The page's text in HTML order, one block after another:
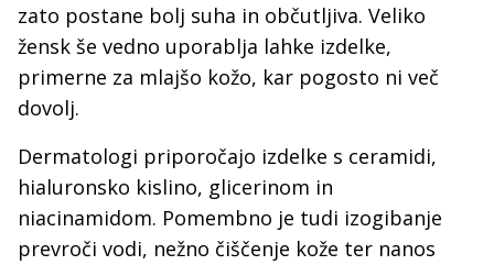
zato postane bolj suha in občutljiva. Veliko
žensk še vedno uporablja lahke izdelke,
primerne za mlajšo kožo, kar pogosto ni več
dovolj.
Dermatologi priporočajo izdelke s ceramidi,
hialuronsko kislino, glicerinom in
niacinamidom. Pomembno je tudi izogibanje
prevroči vodi, nežno čiščenje kože ter nanos